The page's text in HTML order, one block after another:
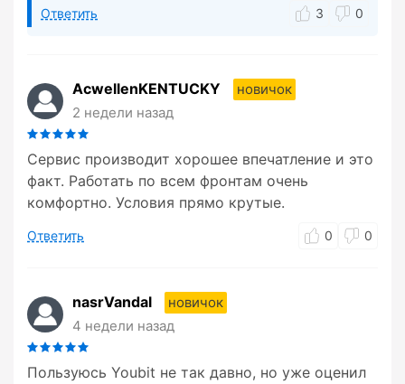
Ответить 3 0
AcwellenKENTUCKY
новичок
2 недели назад
Сервис производит хорошее впечатление и это
факт. Работать по всем фронтам очень
комфортно. Условия прямо крутые.
Ответить 0 0
nasrVandal
новичок
4 недели назад
Пользуюсь Youbit не так давно, но уже оценил